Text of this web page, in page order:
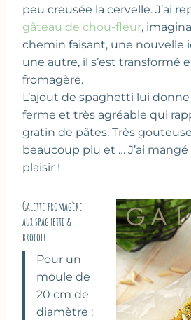
peu creusée la cervelle. J’ai
gâteau de chou-fleur,
chemin faisant, une nouvelle
une autre, il s’est transformé
fromagère.
L’ajout de spaghetti lui
ferme et très agréable qui
gratin de pâtes. Très
beaucoup plu et … J’ai
plaisir !
Galette fromagère
aux spaghetti &
brocoli
Pour un
moule de
20 cm de
diamètre :